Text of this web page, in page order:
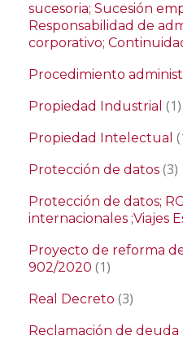
sucesoria; Sucesión
Responsabilidad de
corporativo;
Procedimiento
Propiedad Industrial (1)
Propiedad Intelectual
Protección de datos (3)
Protección de datos;
internacionales ;Viajes
Proyecto de reforma
902/2020 (1)
Real Decreto (3)
Reclamación de deuda